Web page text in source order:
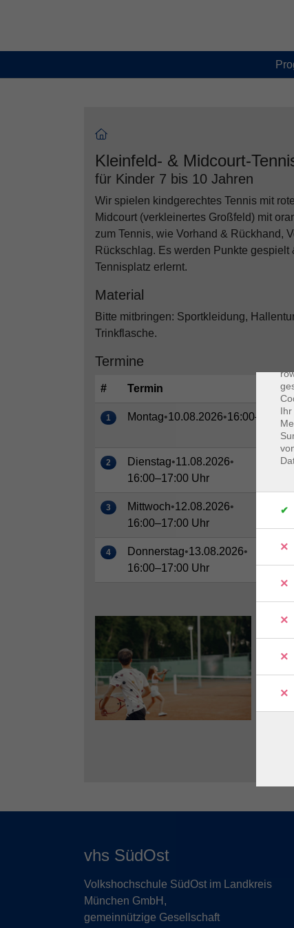
Kleinfeld- & Midcourt-
für Kinder 7 bis 10 Jahren
Wir spielen kindgerechtes Tennis mit
Midcourt (verkleinertes Großfeld) mit
zum Tennis, wie Vorhand & Rückhand,
Rückschlag. Es werden Punkte
Tennisplatz erlernt.
Material
Bitte mitbringen: Sportkleidung,
Trinkflasche.
Termine
# Termin
1 Montag•10.08.2026•16:00–17:00
2 Dienstag•11.08.2026•
16:00–17:00 Uhr
3 Mittwoch•12.08.2026•
16:00–17:00 Uhr
4 Donnerstag•13.08.2026•
16:00–17:00 Uhr
vhs SüdOst
Volkshochschule SüdOst im Landkreis
München GmbH,
gemeinnützige Gesellschaft